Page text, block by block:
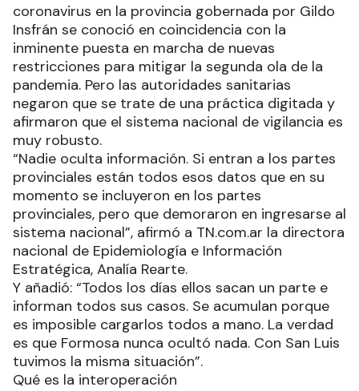
coronavirus en la provincia gobernada por Gildo
Insfrán se conoció en coincidencia con la
inminente puesta en marcha de nuevas
restricciones para mitigar la segunda ola de la
pandemia. Pero las autoridades sanitarias
negaron que se trate de una práctica digitada y
afirmaron que el sistema nacional de vigilancia es
muy robusto.
“Nadie oculta información. Si entran a los partes
provinciales están todos esos datos que en su
momento se incluyeron en los partes
provinciales, pero que demoraron en ingresarse al
sistema nacional”, afirmó a TN.com.ar la directora
nacional de Epidemiología e Información
Estratégica, Analía Rearte.
Y añadió: “Todos los días ellos sacan un parte e
informan todos sus casos. Se acumulan porque
es imposible cargarlos todos a mano. La verdad
es que Formosa nunca ocultó nada. Con San Luis
tuvimos la misma situación”.
Qué es la interoperación